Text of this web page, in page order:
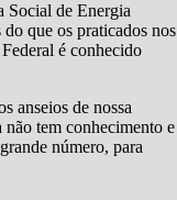
Social de Energia
que os praticados nos
é conhecido
anseios de nossa
não tem conhecimento e
número, para